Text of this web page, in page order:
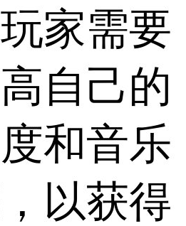
家需要
自己的
和音乐
以获得